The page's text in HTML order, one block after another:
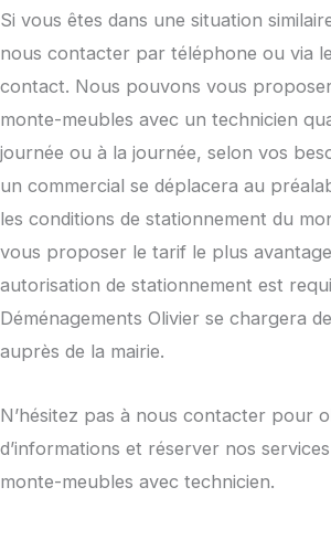
Si vous êtes dans une situation
nous contacter par téléphone ou via
contact. Nous pouvons vous
monte-meubles avec un technicien
journée ou à la journée, selon vos
un commercial se déplacera au
les conditions de stationnement du
vous proposer le tarif le plus
autorisation de stationnement est
Déménagements Olivier se chargera
auprès de la mairie.
N’hésitez pas à nous contacter pour
d’informations et réserver nos
monte-meubles avec technicien.